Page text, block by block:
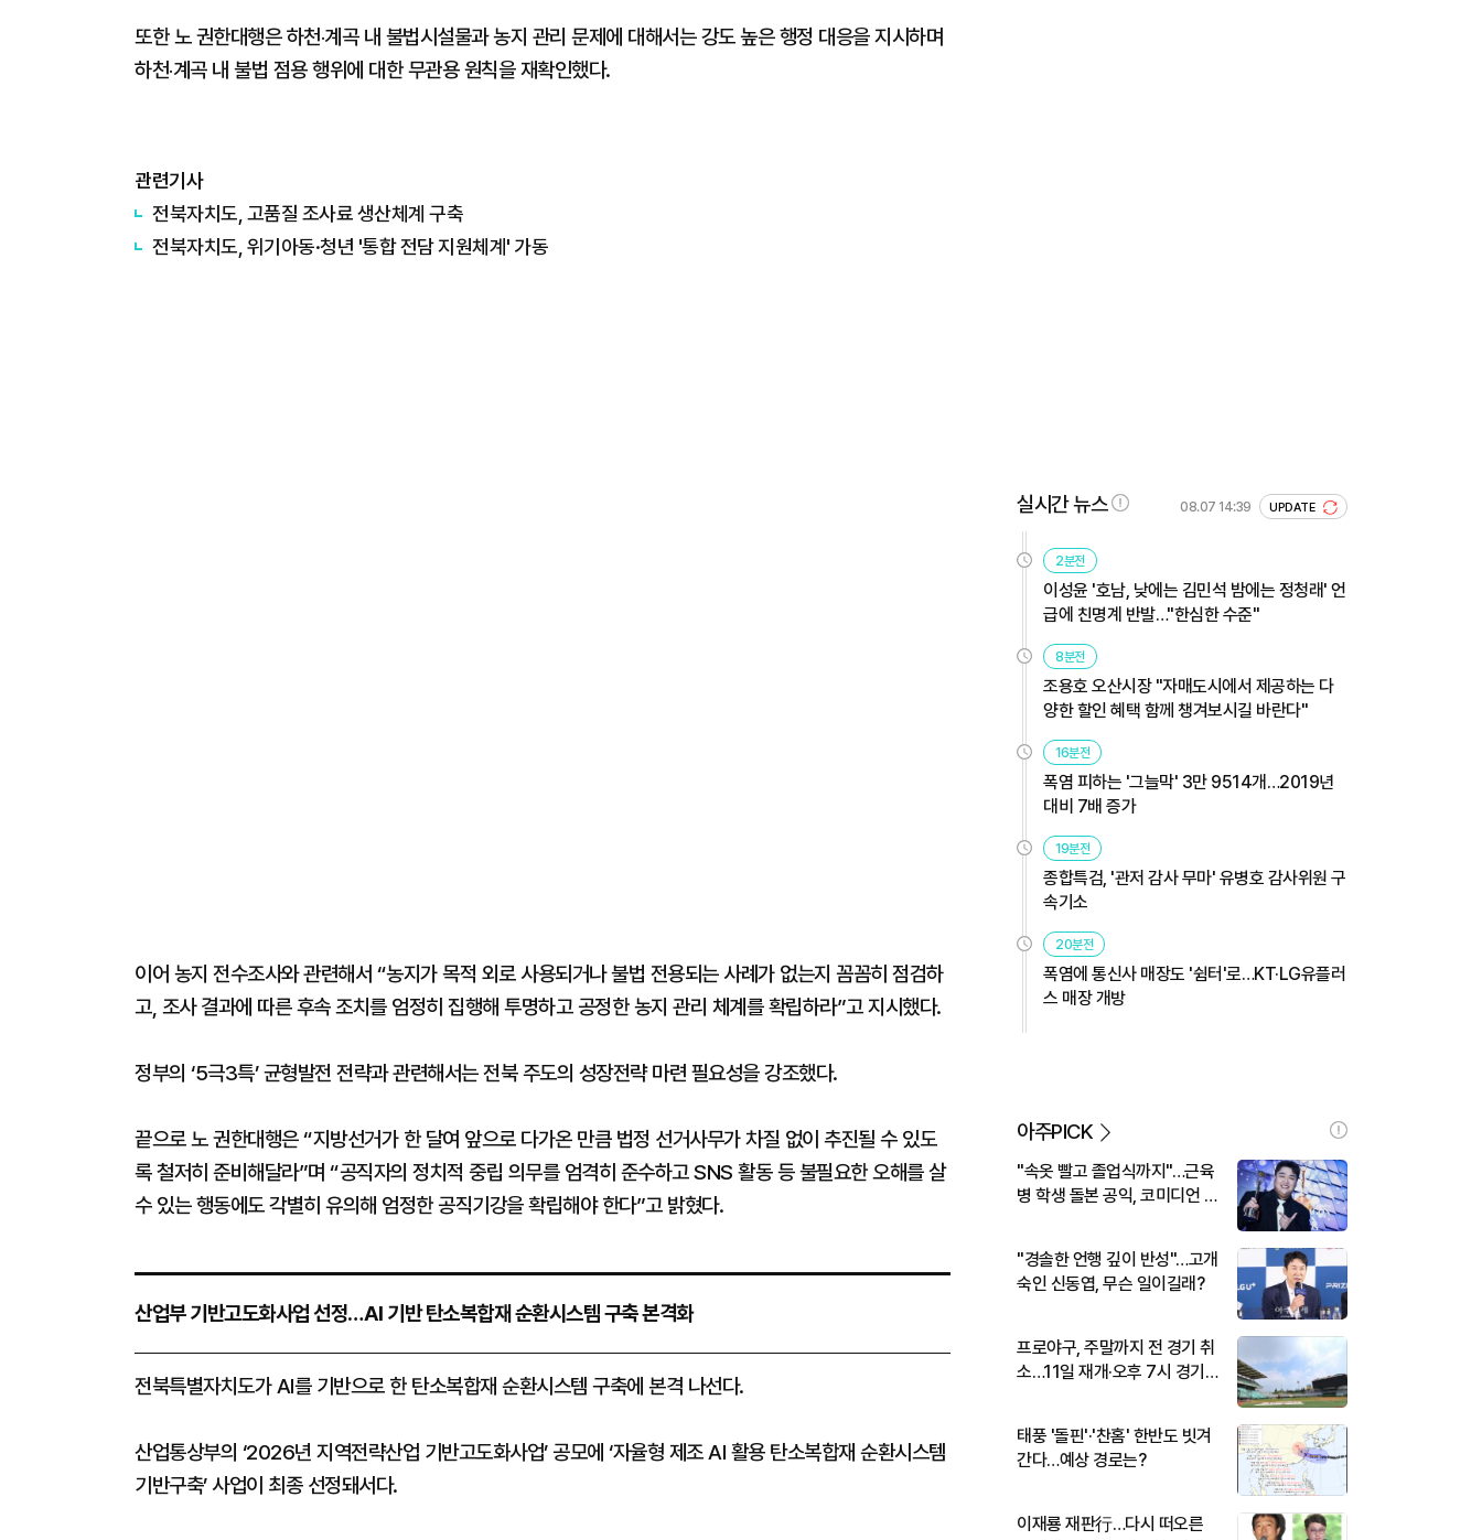
또한 노 권한대행은 하천‧계곡 내 불법시설물과 농지 관리 문제에 대해서는 강도 높은 행정 대응을 지시하며
하천‧계곡 내 불법 점용 행위에 대한 무관용 원칙을 재확인했다.
관련기사
전북자치도, 고품질 조사료 생산체계 구축
전북자치도, 위기아동·청년 '통합 전담 지원체계' 가동
이어 농지 전수조사와 관련해서 “농지가 목적 외로 사용되거나 불법 전용되는 사례가 없는지 꼼꼼히 점검하
고, 조사 결과에 따른 후속 조치를 엄정히 집행해 투명하고 공정한 농지 관리 체계를 확립하라”고 지시했다.
정부의 ‘5극3특’ 균형발전 전략과 관련해서는 전북 주도의 성장전략 마련 필요성을 강조했다.
끝으로 노 권한대행은 “지방선거가 한 달여 앞으로 다가온 만큼 법정 선거사무가 차질 없이 추진될 수 있도
록 철저히 준비해달라”며 “공직자의 정치적 중립 의무를 엄격히 준수하고 SNS 활동 등 불필요한 오해를 살
수 있는 행동에도 각별히 유의해 엄정한 공직기강을 확립해야 한다”고 밝혔다.
산업부 기반고도화사업 선정…AI 기반 탄소복합재 순환시스템 구축 본격화
​​​​​​​전북특별자치도가 AI를 기반으로 한 탄소복합재 순환시스템 구축에 본격 나선다.
산업통상부의 ‘2026년 지역전략산업 기반고도화사업’ 공모에 ‘자율형 제조 AI 활용 탄소복합재 순환시스템
기반구축’ 사업이 최종 선정돼서다.
실시간 뉴스 08.07 14:39 UPDATE
2분전
이성윤 '호남, 낮에는 김민석 밤에는 정청래' 언
급에 친명계 반발…"한심한 수준"
8분전
조용호 오산시장 "자매도시에서 제공하는 다
양한 할인 혜택 함께 챙겨보시길 바란다"
16분전
폭염 피하는 '그늘막' 3만 9514개…2019년
대비 7배 증가
19분전
종합특검, '관저 감사 무마' 유병호 감사위원 구
속기소
20분전
폭염에 통신사 매장도 '쉼터'로…KT·LG유플러
스 매장 개방
아주PICK
"속옷 빨고 졸업식까지"…근육
병 학생 돌본 공익, 코미디언 김
"경솔한 언행 깊이 반성"…고개
숙인 신동엽, 무슨 일이길래?
프로야구, 주말까지 전 경기 취
소…11일 재개·오후 7시 경기
태풍 '돌핀'·'찬홈' 한반도 빗겨
간다…예상 경로는?
이재룡 재판行…다시 떠오른